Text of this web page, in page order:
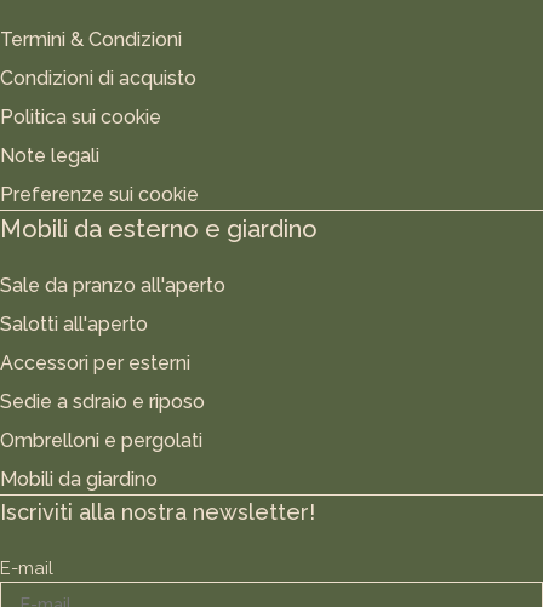
Termini & Condizioni
Condizioni di acquisto
Politica sui cookie
Note legali
Preferenze sui cookie
Mobili da esterno e giardino
Sale da pranzo all'aperto
Salotti all'aperto
Accessori per esterni
Sedie a sdraio e riposo
Ombrelloni e pergolati
Mobili da giardino
Iscriviti alla nostra newsletter!
E-mail